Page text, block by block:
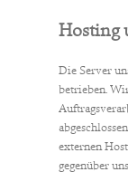
Hosting
Die Server
betrieben.
externen
gegenüber